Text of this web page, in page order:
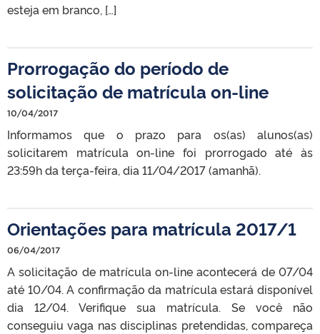
esteja em branco, […]
Prorrogação do período de
solicitação de matrícula on-line
10/04/2017
Informamos que o prazo para os(as) alunos(as)
solicitarem matrícula on-line foi prorrogado até às
23:59h da terça-feira, dia 11/04/2017 (amanhã).
Orientações para matrícula 2017/1
06/04/2017
A solicitação de matrícula on-line acontecerá de 07/04
até 10/04. A confirmação da matrícula estará disponível
dia 12/04. Verifique sua matrícula. Se você não
conseguiu vaga nas disciplinas pretendidas, compareça